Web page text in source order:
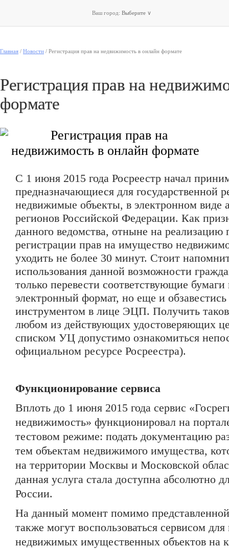
Ваш город: Выберите ∨
Главная / Новости / Регистрация прав на недвижимость в онлайн формате
Регистрация прав на
формате
С 1 июня 2015 года Росреестр начал
предназначающиеся для государственной
недвижимые объекты, в электронном виде
регионов Российской Федерации. Как
данного ведомства, отныне на реализацию
регистрации прав на имущество
уходить не более 30 минут. Стоит
использования данной возможности
только перевести соответствующие
электронный формат, но еще и
инструментом в лице ЭЦП. Получить
любом из действующих удостоверяющих
списком УЦ допустимо ознакомиться
официальном ресурсе Росреестра).
Функционирование сервиса
Вплоть до 1 июня 2015 года сервис
недвижимость» функционировал на
тестовом режиме: подать документацию
тем объектам недвижимого имущества,
на территории Москвы и Московской
данная услуга стала доступна абсолютно
России.
На данный момент помимо
также могут воспользоваться сервисом
недвижимых имущественных объектов на